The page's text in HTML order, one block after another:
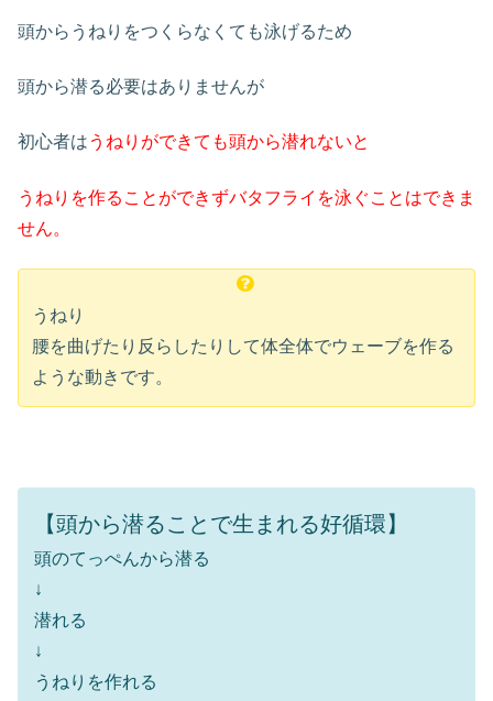
頭からうねりをつくらなくても泳げるため
頭から潜る必要はありませんが
初心者は うねりができても頭から潜れないと
うねりを作ることができずバタフライを泳ぐことはできま
せん。
うねり
腰を曲げたり反らしたりして体全体でウェーブを作る
ような動きです。
【頭から潜ることで生まれる好循環】
頭のてっぺんから潜る
↓
潜れる
↓
うねりを作れる